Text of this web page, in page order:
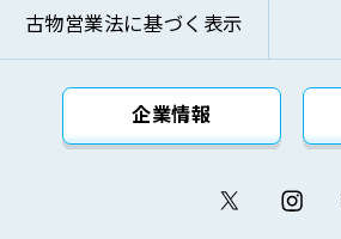
上記の利用目的を変更する場合に
目的が変更前の利用目的と相当
合理的に認められる範囲におい
その内容をご本人に対し、原則と
的記録を含みます。）により通
ウェブサイト等により公表します
古物営業法に基づく表示
企業情報